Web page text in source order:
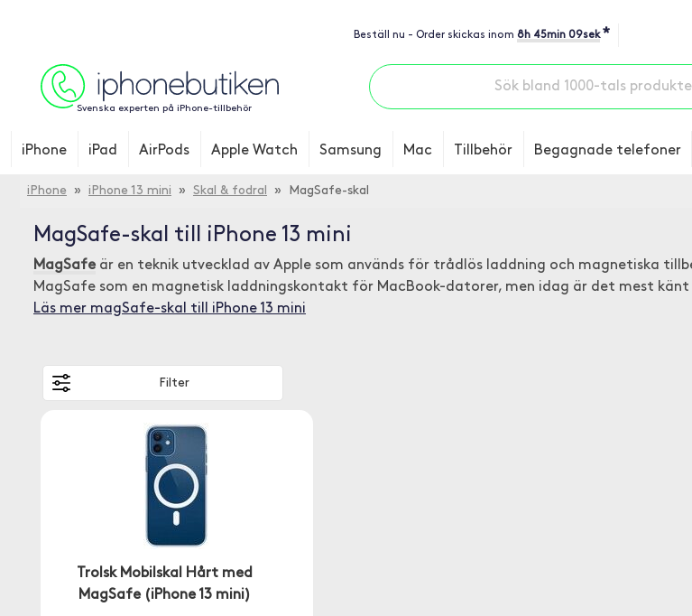
Beställ nu - Order skickas inom 8h 45min 08sek *
Svenska experten på iPhone-tillbehör
iPhone iPad AirPods Apple Watch Samsung Mac Tillbehör Begagnade telefoner
iPhone » iPhone 13 mini » Skal & fodral » MagSafe-skal
MagSafe-skal till iPhone 13 mini
MagSafe är en teknik utvecklad av Apple som används för trådlös laddning och magnetiska
MagSafe som en magnetisk laddningskontakt för MacBook-datorer, men idag är det mest känt
Läs mer magSafe-skal till iPhone 13 mini
Filter
Trolsk Mobilskal Hårt med
MagSafe (iPhone 13 mini)